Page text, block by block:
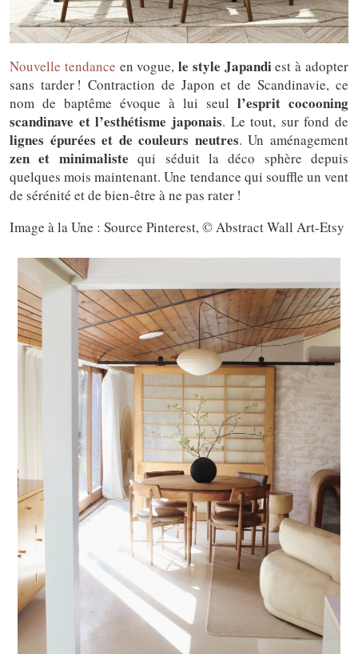
Nouvelle tendance en vogue,le style Japandiest à adopter
sans tarder ! Contraction de Japon et de Scandinavie, ce
nom de baptême évoque à lui seul l’esprit cocooning
scandinave et l’esthétisme japonais. Le tout, sur fond de
lignes épurées et de couleurs neutres. Un aménagement
zen et minimaliste qui séduit la déco sphère depuis
quelques mois maintenant. Une tendance qui souffle un vent
de sérénité et de bien-être à ne pas rater !
Image à la Une : Source Pinterest, © Abstract Wall Art-Etsy